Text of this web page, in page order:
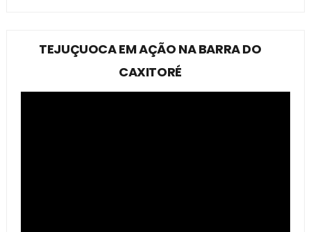
TEJUÇUOCA EM AÇÃO NA BARRA DO
CAXITORÉ